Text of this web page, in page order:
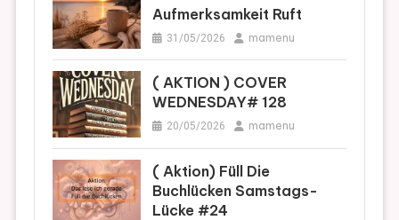
Aufmerksamkeit Ruft
31/05/2026 mamenu
( AKTION ) COVER
WEDNESDAY# 128
20/05/2026 mamenu
( Aktion) Füll Die
Buchlücken Samstags-
Lücke #24